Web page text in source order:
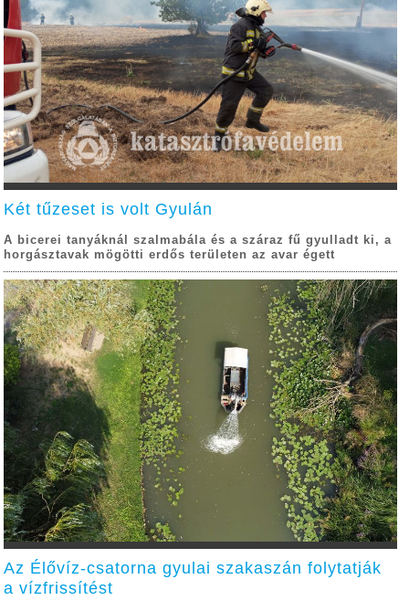
Két tűzeset is volt Gyulán
A bicerei tanyáknál szalmabála és a száraz fű gyulladt ki, a
horgásztavak mögötti erdős területen az avar égett
Az Élővíz-csatorna gyulai szakaszán folytatják
a vízfrissítést